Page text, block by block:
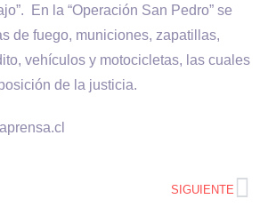
En la “Operación San Pedro” se
de fuego, municiones, zapatillas,
vehículos y motocicletas, las cuales
de la justicia.
SIGUIENTE